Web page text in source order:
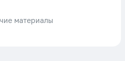
материалы